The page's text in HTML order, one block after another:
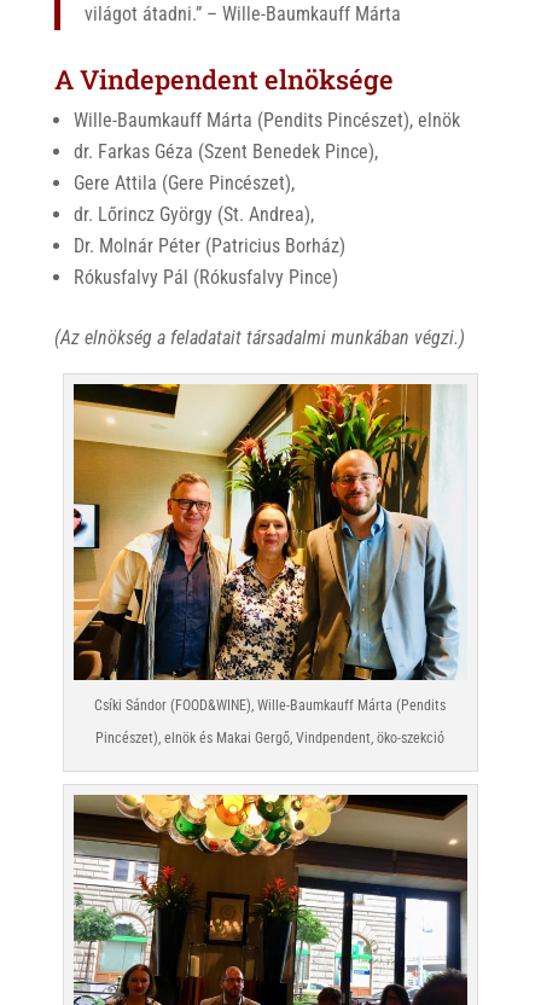
világot átadni.” – Wille-Baumkauff Márta
A Vindependent elnöksége
Wille-Baumkauff Márta (Pendits Pincészet), elnök
dr. Farkas Géza (Szent Benedek Pince),
Gere Attila (Gere Pincészet),
dr. Lőrincz György (St. Andrea),
Dr. Molnár Péter (Patricius Borház)
Rókusfalvy Pál (Rókusfalvy Pince)
(Az elnökség a feladatait társadalmi munkában végzi.)
Csíki Sándor (FOOD&WINE), Wille-Baumkauff Márta (Pendits
Pincészet), elnök és Makai Gergő, Vindpendent, öko-szekció